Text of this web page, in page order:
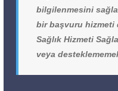
bilgilenmesini
bir başvuru hizmeti
Sağlık Hizmeti
veya